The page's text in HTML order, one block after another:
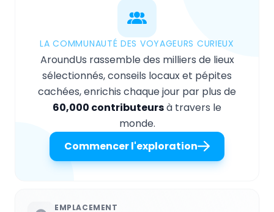
LA COMMUNAUTÉ DES VOYAGEURS CURIEUX
AroundUs rassemble des milliers de lieux
sélectionnés, conseils locaux et pépites
cachées, enrichis chaque jour par plus de
60,000 contributeursà travers le
monde.
Commencer l'exploration
EMPLACEMENT